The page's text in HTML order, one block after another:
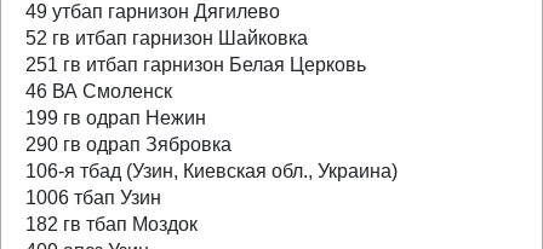
49 утбап гарнизон Дягилево
52 гв итбап гарнизон Шайковка
251 гв итбап гарнизон Белая Церковь
46 ВА Смоленск
199 гв одрап Нежин
290 гв одрап Зябровка
106-я тбад (Узин, Киевская обл., Украина)
1006 тбап Узин
182 гв тбап Моздок